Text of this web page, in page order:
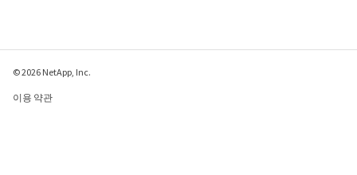
© 2026 NetApp, Inc.
이용 약관